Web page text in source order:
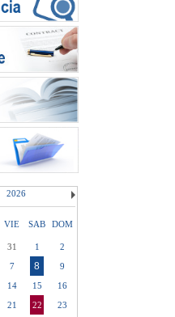
2026
VIE SAB DOM
31 1
2
7 8
9
14 15
16
21 22
23